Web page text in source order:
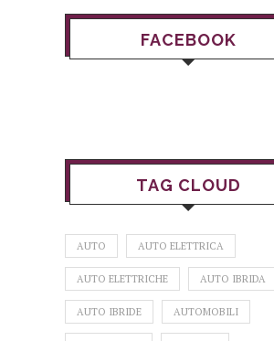
FACEBOOK
TAG CLOUD
AUTO AUTO ELETTRICA
AUTO ELETTRICHE AUTO IBRIDA
AUTO IBRIDE AUTOMOBILI